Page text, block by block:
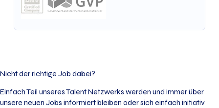
Nicht der richtige Job dabei?
Einfach Teil unseres Talent Netzwerks werden und immer über
unsere neuen Jobs informiert bleiben oder sich einfach initiativ